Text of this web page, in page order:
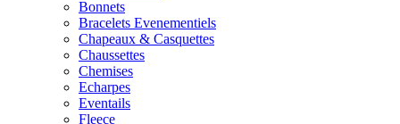
Bonnets
Bracelets Evenementiels
Chapeaux & Casquettes
Chaussettes
Chemises
Echarpes
Eventails
Fleece